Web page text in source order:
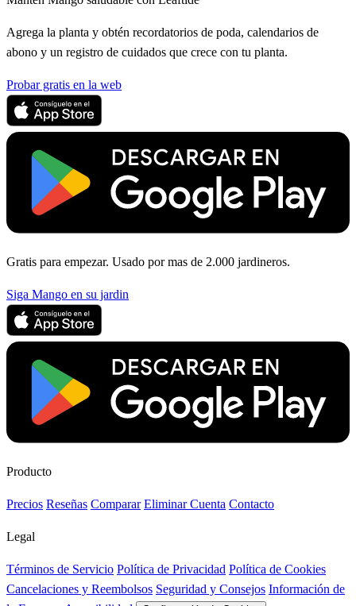
Agrega la planta y obtén recordatorios de poda, calendarios de
abono y un registro de cuidados que crece con tu planta.
Probar gratis en la web
Gratis para empezar. Usado por mas de 2.000 jardineros.
Siga Mango en su jardin
Producto
Precios Reseñas Comparar Eliminar Cuenta Contacto
Legal
Términos de Servicio Política de Privacidad Política de Cookies
Cancelaciones y Reembolsos Seguridad y Consejos Información de